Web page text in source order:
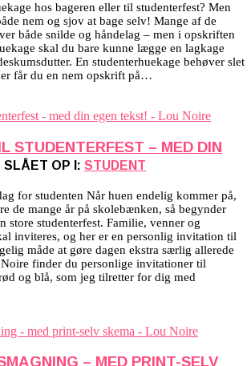
hos bageren eller til studenterfest? Men
nem og sjov at bage selv! Mange af de
både snilde og håndelag – men i opskriften
skal du bare kunne lægge en lagkage
En studenterhuekage behøver slet
får du en nem opskrift på…
STUDENTERFEST – MED DIN
SLÅET OP I: STUDENT
for studenten Når huen endelig kommer på,
de mange år på skolebænken, så begynder
store studenterfest. Familie, venner og
inviteres, og her er en personlig invitation til
måde at gøre dagen ekstra særlig allerede
finder du personlige invitationer til
og blå, som jeg tilretter for dig med
– MED PRINT-SELV